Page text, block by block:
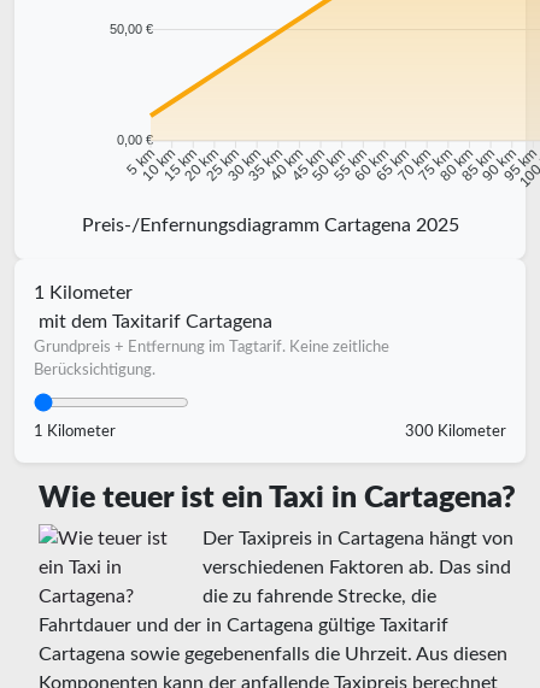
50,00 €
0,00 €
5 km
10 km15 km20 km25 km30 km35 km40 km45 km50 km55 km60 km65 km70 km75 km80 km85 km90 km95 km
Preis-/Enfernungsdiagramm Cartagena 2025
1 Kilometer
mit dem Taxitarif Cartagena
Grundpreis + Entfernung im Tagtarif. Keine zeitliche
Berücksichtigung.
1 Kilometer 300 Kilometer
Wie teuer ist ein Taxi in Cartagena?
Der Taxipreis in Cartagena hängt von
verschiedenen Faktoren ab. Das sind
die zu fahrende Strecke, die
Fahrtdauer und der in Cartagena gültige Taxitarif
Cartagena sowie gegebenenfalls die Uhrzeit. Aus diesen
Komponenten kann der anfallende Taxipreis berechnet